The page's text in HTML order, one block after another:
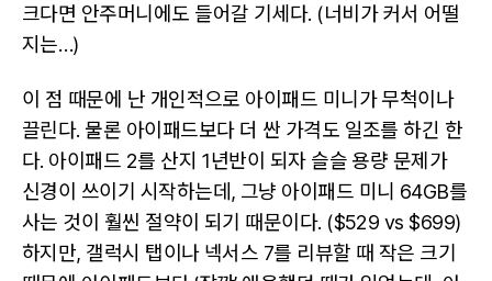
크다면 안주머니에도 들어갈 기세다. (너비가 커서 어떨
지는…)
이 점 때문에 난 개인적으로 아이패드 미니가 무척이나
끌린다. 물론 아이패드보다 더 싼 가격도 일조를 하긴 한
다. 아이패드 2를 산지 1년반이 되자 슬슬 용량 문제가
신경이 쓰이기 시작하는데, 그냥 아이패드 미니 64GB를
사는 것이 훨씬 절약이 되기 때문이다. ($529 vs $699)
하지만, 갤럭시 탭이나 넥서스 7를 리뷰할 때 작은 크기